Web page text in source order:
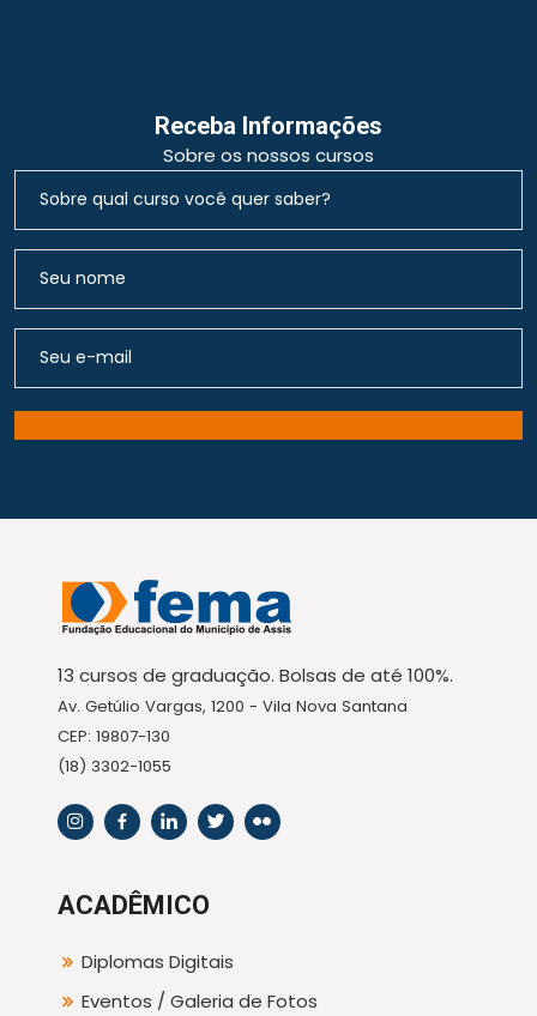
Receba Informações
Sobre os nossos cursos
13 cursos de graduação. Bolsas de até 100%.
Av. Getúlio Vargas, 1200 - Vila Nova Santana
CEP: 19807-130
(18) 3302-1055
ACADÊMICO
Diplomas Digitais
Eventos / Galeria de Fotos